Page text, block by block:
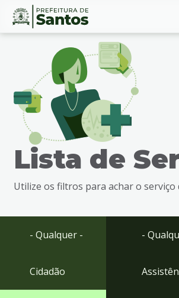
Ir
busca
Ir
Conteúdo
Lista de
Utilize os filtros para achar o serviço
- Qualquer -
Cidadão
-